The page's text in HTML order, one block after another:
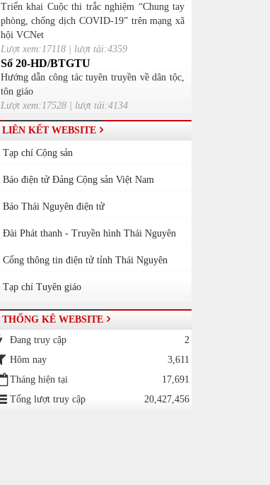
Triển khai Cuộc thi trắc nghiệm “Chung tay
phòng, chống dịch COVID-19” trên mạng xã
hội VCNet
Lượt xem:17118 | lượt tải:4359
Số 20-HD/BTGTU
Hướng dẫn công tác tuyên truyền về dân tộc,
tôn giáo
Lượt xem:17528 | lượt tải:4134
LIÊN KẾT WEBSITE
Tạp chí Cộng sản
Báo điện tử Đảng Cộng sản Việt Nam
Báo Thái Nguyên điện tử
Đài Phát thanh - Truyền hình Thái Nguyên
Cổng thông tin điện tử tỉnh Thái Nguyên
Tạp chí Tuyên giáo
THỐNG KÊ WEBSITE
Đang truy cập
2
Hôm nay
3,611
Tháng hiện tại
17,691
Tổng lượt truy cập
20,427,456